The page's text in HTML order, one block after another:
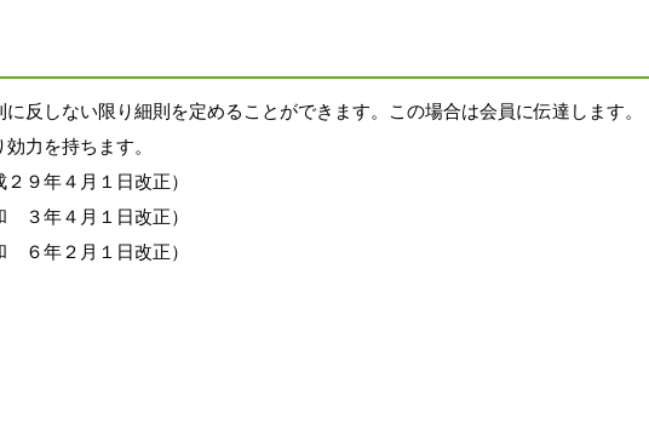
反しない限り細則を定めることができます。この場合は会員に伝達します。
力を持ちます。
年４月１日改正）
年４月１日改正）
年２月１日改正）